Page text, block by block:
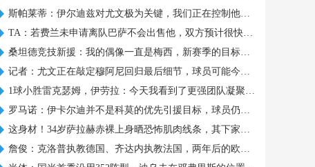
斯帕莱蒂：伊尔迪兹对尤文极为关键，我们正在控制他的出场时间
TA：若费兰未申请离队巴萨不会出售他，双方预计很快讨论未来
桑坦德竞技新援：我的偶像一直是梅西，新赛季的目标是打进10球
记者：尤文正在敲定穆阿尼回归最后细节，球员可能今日接受体检
1球小胜雷克瑟姆，伊劳拉：今天我看到了更强团队凝聚力和整体性
罗马诺：伊卡尔迪并不是科莫的优先引援目标，球员仍在等待报价
这身材！34岁萨拉赫赤裸上身晒恐怖肌肉线条，其下家仍是未知数
詹俊：克洛普执教德国、齐达内执教法国，两年后的欧洲杯好看了！